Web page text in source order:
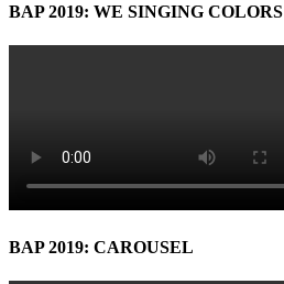
BAP 2019: WE SINGING COLORS
BAP 2019: CAROUSEL